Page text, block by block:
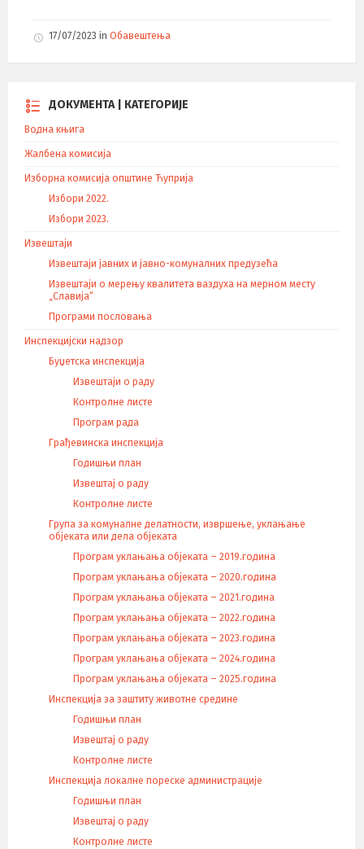
17/07/2023 in Обавештења
ДОКУМЕНТА | КАТЕГОРИЈЕ
Водна књига
Жалбена комисија
Изборна комисија општине Ћуприја
Избори 2022.
Избори 2023.
Извештаји
Извештаји јавних и јавно-комуналних предузећа
Извештаји о мерењу квалитета ваздуха на мерном месту
„Славија“
Програми пословања
Инспекцијски надзор
Буџетска инспекција
Извештаји о раду
Контролне листе
Програм рада
Грађевинска инспекција
Годишњи план
Извештај о раду
Контролне листе
Група за комуналне делатности, извршење, уклањање
објеката или дела објеката
Програм уклањања објеката – 2019.година
Програм уклањања објеката – 2020.година
Програм уклањања објеката – 2021.година
Програм уклањања објеката – 2022.година
Програм уклањања објеката – 2023.година
Програм уклањања објеката – 2024.година
Програм уклањања објеката – 2025.година
Инспекција за заштиту животне средине
Годишњи план
Извештај о раду
Контролне листе
Инспекција локалне пореске администрације
Годишњи план
Извештај о раду
Контролне листе